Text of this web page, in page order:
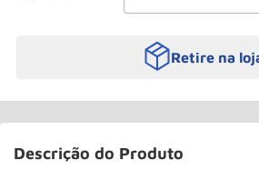
Retire na
Descrição do Produto